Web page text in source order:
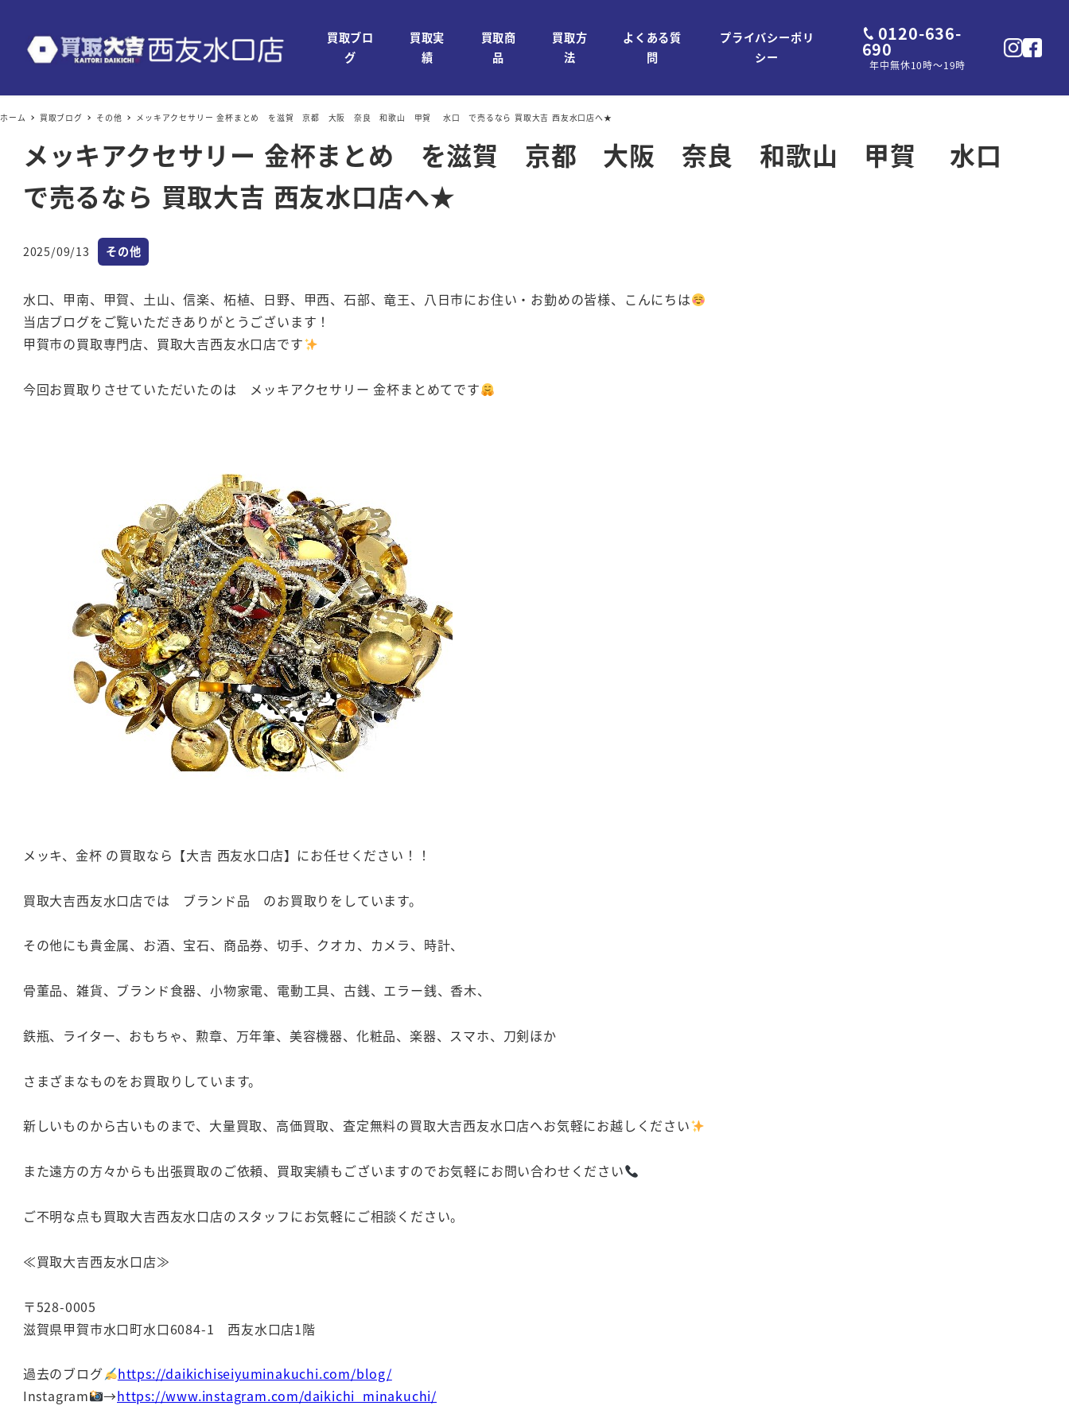
買取ブロ
グ
買取実
績
買取商
品
買取方
法
よくある質
問
プライバシーポリ
シー
0120-636-
690
年中無休10時～19時
ホーム 買取ブログ その他 メッキアクセサリー 金杯まとめ を滋賀 京都 大阪 奈良 和歌山 甲賀 水口 で売るなら 買取大吉 西友水口店へ★
メッキアクセサリー 金杯まとめ を滋賀 京都 大阪 奈良 和歌山 甲賀 水口
で売るなら 買取大吉 西友水口店へ★
投稿日
2025/09/13 カテゴリー
その他
水口、甲南、甲賀、土山、信楽、柘植、日野、甲西、石部、竜王、八日市にお住い・お勤めの皆様、こんにちは
当店ブログをご覧いただきありがとうございます！
甲賀市の買取専門店、買取大吉西友水口店です
今回お買取りさせていただいたのは メッキアクセサリー 金杯まとめてです
メッキ、金杯 の買取なら【大吉 西友水口店】にお任せください！！
買取大吉西友水口店では ブランド品 のお買取りをしています。
その他にも貴金属、お酒、宝石、商品券、切手、クオカ、カメラ、時計、
骨董品、雑貨、ブランド食器、小物家電、電動工具、古銭、エラー銭、香木、
鉄瓶、ライター、おもちゃ、勲章、万年筆、美容機器、化粧品、楽器、スマホ、刀剣ほか
さまざまなものをお買取りしています。
新しいものから古いものまで、大量買取、高価買取、査定無料の買取大吉西友水口店へお気軽にお越しください
また遠方の方々からも出張買取のご依頼、買取実績もございますのでお気軽にお問い合わせください
ご不明な点も買取大吉西友水口店のスタッフにお気軽にご相談ください。
≪買取大吉西友水口店≫
〒528-0005
滋賀県甲賀市水口町水口6084-1 西友水口店1階
過去のブログ
https://daikichiseiyuminakuchi.com/blog/
Instagram
→https://www.instagram.com/daikichi_minakuchi/